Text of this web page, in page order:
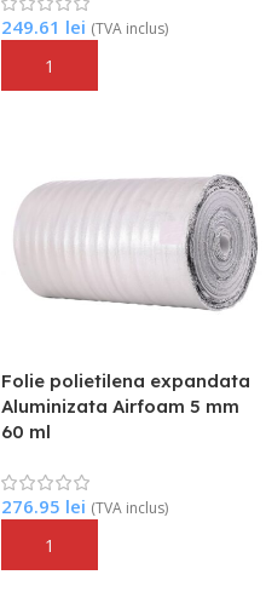
249.61 lei (TVA inclus)
Adaugă În Coș
Folie polietilena expandata
Aluminizata Airfoam 5 mm
60 ml
276.95 lei (TVA inclus)
Adaugă În Coș